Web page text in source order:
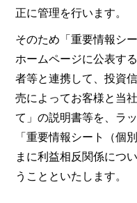
正に管理を行います。
そのため「重要情報シ
ホームページに公表す
者等と連携して、投資
売によってお客様と当
て」の説明書等を、ラ
「重要情報シート（個
まに利益相反関係につ
うことといたします。